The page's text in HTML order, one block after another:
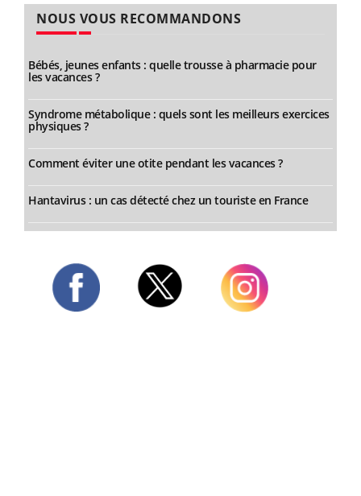
NOUS VOUS RECOMMANDONS
Bébés, jeunes enfants : quelle trousse à pharmacie pour
les vacances ?
Syndrome métabolique : quels sont les meilleurs exercices
physiques ?
Comment éviter une otite pendant les vacances ?
Hantavirus : un cas détecté chez un touriste en France